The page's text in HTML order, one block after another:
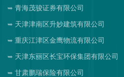
青海茂骏证券有限公司
天津津南区升妙建筑有限公司
重庆江津区金鹰物流有限公司
天津东丽区长宝环保集团有限公司
甘肃鹏瑞保险有限公司